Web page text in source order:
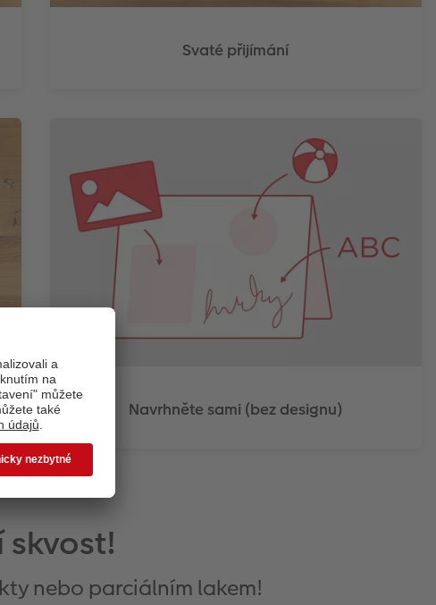
Svaté přijímání
Navrhněte sami (bez designu)
nebo parciálním lakem!